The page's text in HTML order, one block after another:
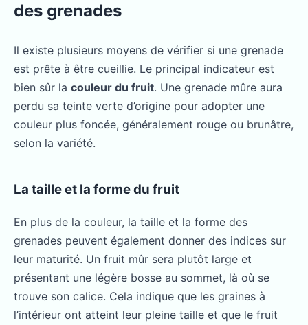
des grenades
Il existe plusieurs moyens de vérifier si une grenade
est prête à être cueillie. Le principal indicateur est
bien sûr la couleur du fruit. Une grenade mûre aura
perdu sa teinte verte d’origine pour adopter une
couleur plus foncée, généralement rouge ou brunâtre,
selon la variété.
La taille et la forme du fruit
En plus de la couleur, la taille et la forme des
grenades peuvent également donner des indices sur
leur maturité. Un fruit mûr sera plutôt large et
présentant une légère bosse au sommet, là où se
trouve son calice. Cela indique que les graines à
l’intérieur ont atteint leur pleine taille et que le fruit